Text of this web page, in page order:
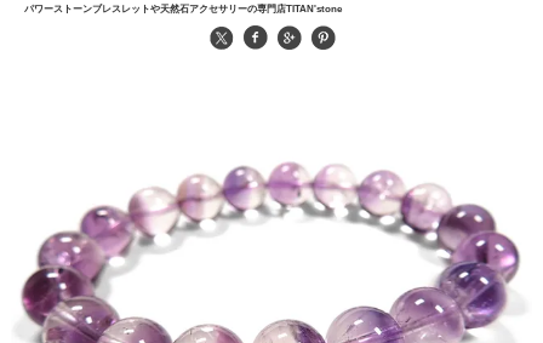
パワーストーンブレスレットや天然石アクセサリーの専門店TITAN'stone